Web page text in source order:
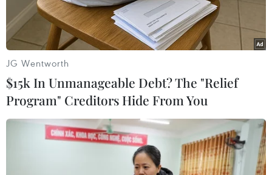
JG Wentworth
$15k In Unmanageable Debt? The "Relief
Program" Creditors Hide From You